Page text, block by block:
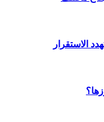
الاستقرار